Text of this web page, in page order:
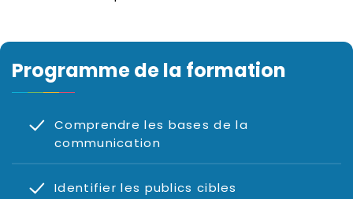
Programme de la formation
Comprendre les bases de la
communication
Identifier les publics cibles